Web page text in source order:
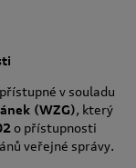
v souladu
(WZG), který
o přístupnosti
veřejné správy.